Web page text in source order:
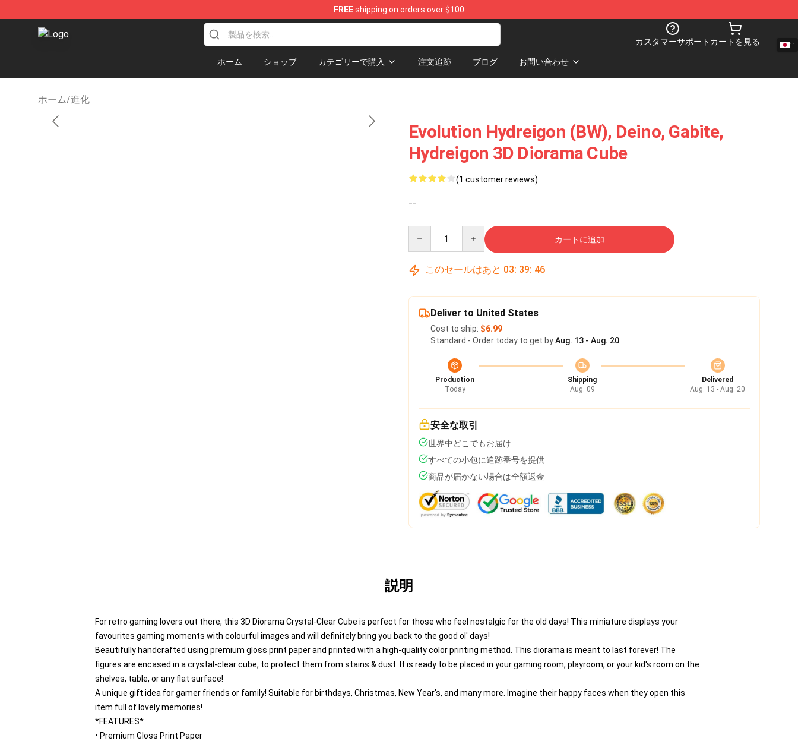
FREEshipping on orders over $100
Pokemon Diorama Shop - The Best Store of Pokemon Diorama
カスタマーサポート カートを見る
ホーム ショップ カテゴリーで購入 注文追跡 ブログ お問い合わせ
ホーム/進化
Evolution Hydreigon (BW), Deino, Gabite,
Hydreigon 3D Diorama Cube
(1 customer reviews)
--
カートに追加
このセールはあと 03: 39: 45
Deliver to United States
Cost to ship: $6.99
Standard - Order today to get byAug. 13 - Aug. 20
Production
Today
Shipping
Aug. 09
Delivered
Aug. 13 - Aug. 20
安全な取引
世界中どこでもお届け
すべての小包に追跡番号を提供
商品が届かない場合は全額返金
説明
For retro gaming lovers out there, this 3D Diorama Crystal-Clear Cube is perfect for those who feel nostalgic for the old days! This miniature displays your
favourites gaming moments with colourful images and will definitely bring you back to the good ol' days!
Beautifully handcrafted using premium gloss print paper and printed with a high-quality color printing method. This diorama is meant to last forever! The
figures are encased in a crystal-clear cube, to protect them from stains & dust. It is ready to be placed in your gaming room, playroom, or your kid's room on the
shelves, table, or any flat surface!
A unique gift idea for gamer friends or family! Suitable for birthdays, Christmas, New Year's, and many more. Imagine their happy faces when they open this
item full of lovely memories!
*FEATURES*
• Premium Gloss Print Paper